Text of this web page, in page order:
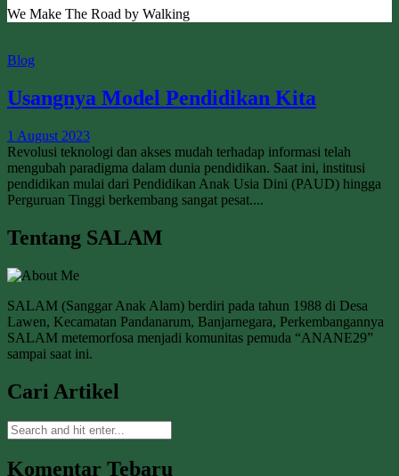
We Make The Road by Walking
Blog
Usangnya Model Pendidikan Kita
1 August 2023
Revolusi teknologi dan akses mudah terhadap informasi telah
mengubah paradigma dalam dunia pendidikan. Saat ini, institusi
pendidikan mulai dari Pendidikan Anak Usia Dini (PAUD) hingga
Perguruan Tinggi berkembang sangat pesat....
Tentang SALAM
SALAM (Sanggar Anak Alam) berdiri pada tahun 1988 di Desa
Lawen, Kecamatan Pandanarum, Banjarnegara, Perkembangannya
SALAM metemorfosa menjadi komunitas pemuda “ANANE29”
sampai saat ini.
Cari Artikel
Komentar Tebaru